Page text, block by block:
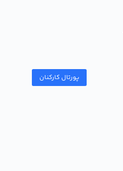
پورتال کارکنان